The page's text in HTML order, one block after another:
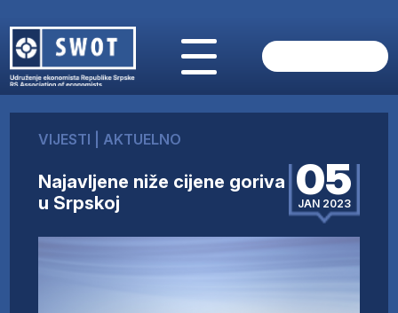
O NAMA
AKTUELNO
ANALIZE
FINANSIJE
VIJESTI AKTUELNO
Najavljene niže cijene goriva
u Srpskoj
05
JAN 2023